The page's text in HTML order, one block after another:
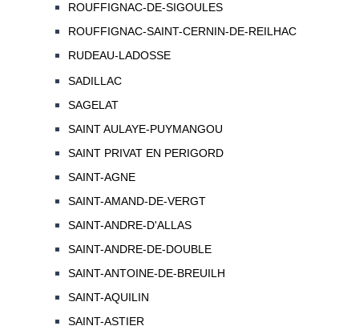
ROUFFIGNAC-DE-SIGOULES
ROUFFIGNAC-SAINT-CERNIN-DE-REILHAC
RUDEAU-LADOSSE
SADILLAC
SAGELAT
SAINT AULAYE-PUYMANGOU
SAINT PRIVAT EN PERIGORD
SAINT-AGNE
SAINT-AMAND-DE-VERGT
SAINT-ANDRE-D'ALLAS
SAINT-ANDRE-DE-DOUBLE
SAINT-ANTOINE-DE-BREUILH
SAINT-AQUILIN
SAINT-ASTIER